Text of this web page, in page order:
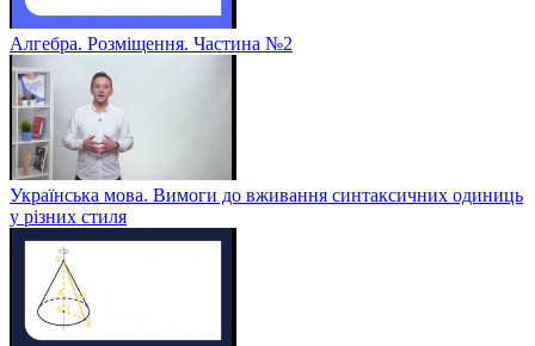
Алгебра. Розміщення. Частина №2
Українська мова. Вимоги до вживання синтаксичних одиниць
у різних стиля